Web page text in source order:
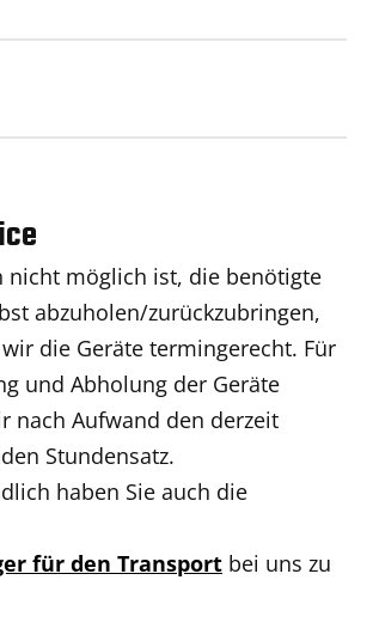
nicht möglich ist, die benötigte
abzuholen/zurückzubringen,
die Geräte termingerecht. Für
und Abholung der Geräte
nach Aufwand den derzeit
Stundensatz.
haben Sie auch die
für den Transport bei uns zu